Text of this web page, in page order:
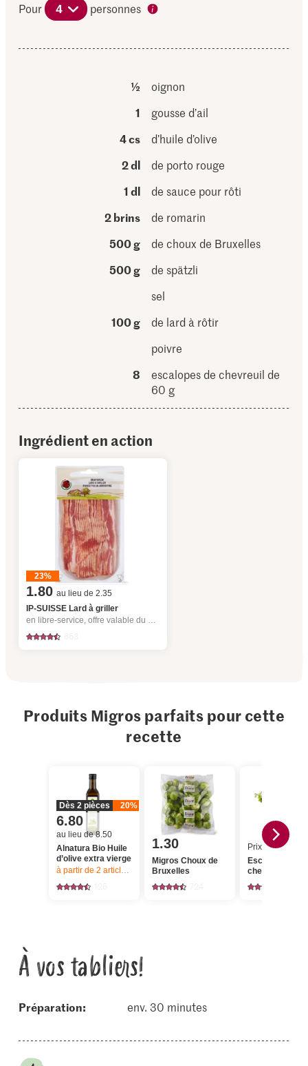
Pour 4 personnes
½
oignon
1
gousse d’ail
4 cs
d’huile d’olive
2 dl
de porto rouge
1 dl
de sauce pour rôti
2 brins
de romarin
500 g
de choux de Bruxelles
500 g
de spätzli
sel
100 g
de lard à rôtir
poivre
8
escalopes de chevreuil de
60 g
Ingrédient en action
23%
1.80 au lieu de 2.35
IP-SUISSE Lard à griller
en libre-service, offre valable du 6.8 au 12.8.2026, jusqu’à épuisement du stock.
Produits Migros parfaits pour cette
recette
Dès 2 pièces 20%
6.80
au lieu de 8.50
Alnatura Bio Huile
d’olive extra vierge
à partir de 2 articles, Offre valable du 6.8 au 12.8.2026, jusqu’à
1.30
Migros Choux de
Bruxelles
Prix du jour
Escalope de
chevreuil
À vos tabliers!
Préparation: env. 30 minutes